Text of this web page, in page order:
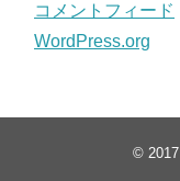
コメントフィード
WordPress.org
© 2017